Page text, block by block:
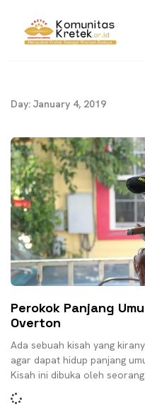
Day: January 4, 2019
Perokok Panjang
Overton
Ada sebuah kisah yang
agar dapat hidup panjang
Kisah ini dibuka oleh